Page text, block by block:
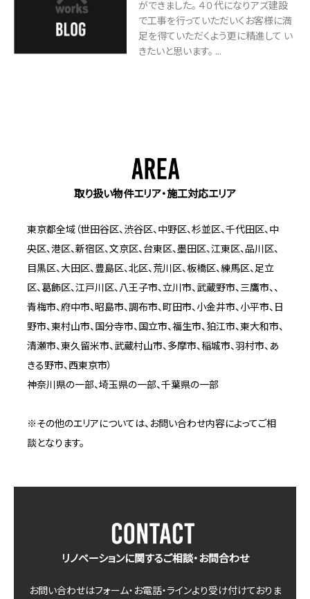
ができました。 ４０代になりアズ建設
で工事を行っていただいくお客様に満
足を得ていただくよう更に精進して い
きたいと思います。 ...
取り扱い物件エリア・施工対応エリア
東京都全域（世田谷区、渋谷区、中野区、杉並区、千代田区、中
央区、港区、新宿区、文京区、台東区、墨田区、江東区、品川区、
目黒区、大田区、豊島区、北区、荒川区、板橋区、練馬区、足立
区、葛飾区、江戸川区、八王子市、立川市、武蔵野市、三鷹市、、
青梅市、府中市、昭島市、調布市、町田市、小金井市、小平市、日
野市、東村山市、国分寺市、国立市、福生市、狛江市、東大和市、
清瀬市、東久留米市、武蔵村山市、多摩市、稲城市、羽村市、あ
きる野市、西東京市）
神奈川県の一部、埼玉県の一部、千葉県の一部
※その他のエリアについては、お問い合わせ内容によってご相
談となります。
リノベーションに関するご相談・お問合わせ
お問い合わせはフォーム・お電話・ラインより受け付けておりま